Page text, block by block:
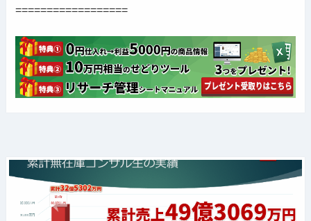
==================